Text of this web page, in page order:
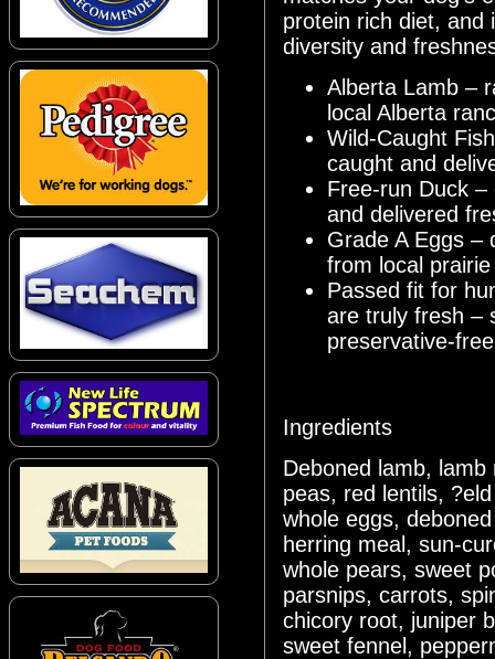
protein rich diet, and
diversity and
Alberta Lamb –
local Alberta
Wild-Caught
caught and
Free-run Duck
and delivered
Grade A Eggs –
from local
Passed fit for
are truly fresh –
preservative-
Ingredients
Deboned lamb,
peas, red lentils,
whole eggs,
herring meal, sun-
whole pears, sweet
parsnips, carrots,
chicory root, juniper
sweet fennel,